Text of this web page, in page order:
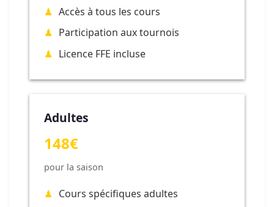
Accès à tous les cours
Participation aux tournois
Licence FFE incluse
Adultes
148€
pour la saison
Cours spécifiques adultes